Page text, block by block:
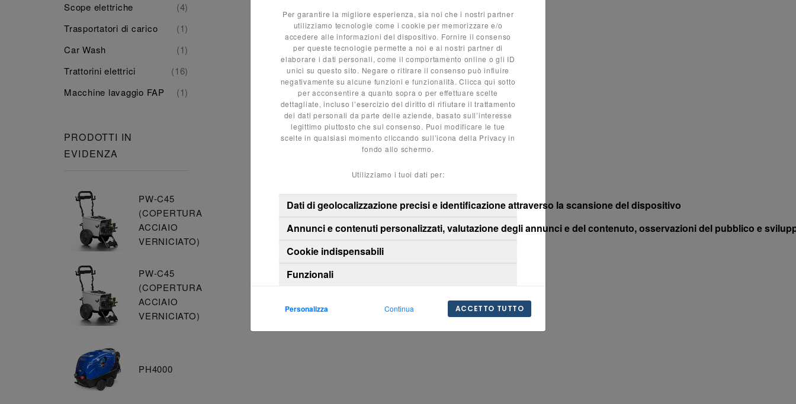
Per garantire la migliore esperienza, sia noi che i nostri partner
utilizziamo tecnologie come i cookie per memorizzare e/o
accedere alle informazioni del dispositivo. Fornire il consenso
per queste tecnologie permette a noi e ai nostri partner di
elaborare i dati personali, come il comportamento online o gli ID
unici su questo sito. Negare o ritirare il consenso può influire
negativamente su alcune funzioni e funzionalità. Clicca qui sotto
per acconsentire a quanto sopra o per effettuare scelte
dettagliate, incluso l’esercizio del diritto di rifiutare il trattamento
dei dati personali da parte delle aziende, basato sull’interesse
legittimo piuttosto che sul consenso. Puoi modificare le tue
scelte in qualsiasi momento cliccando sull’icona della Privacy in
fondo allo schermo.
Utilizziamo i tuoi dati per:
Dati di geolocalizzazione precisi e identificazione attraverso la scansione del dispositivo
Annunci e contenuti personalizzati, valutazione degli annunci e del contenuto, osservazioni del pubblico e
Cookie indispensabili
Funzionali
Personalizza Continua ACCETTO TUTTO
Scope elettriche
(4)
Trasportatori di carico
(1)
Car Wash
(1)
Trattorini elettrici
(16)
Macchine lavaggio FAP
(1)
PRODOTTI IN
EVIDENZA
PW-C45
(COPERTURA
ACCIAIO
VERNICIATO)
PW-C45
(COPERTURA
ACCIAIO
VERNICIATO)
PH4000